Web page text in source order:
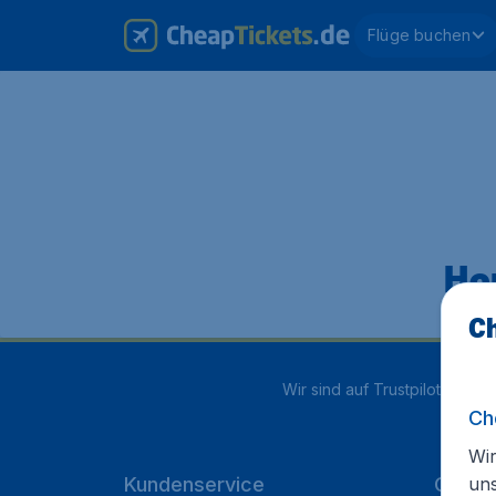
Flüge buchen
Wir sind auf Trustpilot mit
Kundenservice